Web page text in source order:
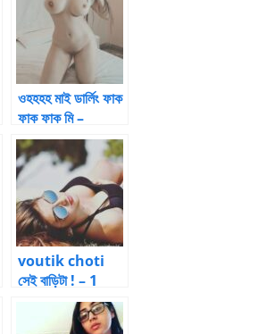
ওহহহহ মাই ডার্লিং ফাক
ফাক ফাক মি –
Bangla Choti
Kahani
voutik choti
সেই বাড়িটা ! – 1
লেখক -বাবান​